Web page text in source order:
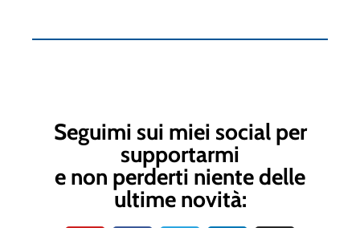
Seguimi sui miei social per
supportarmi
e non perderti niente delle
ultime novità: